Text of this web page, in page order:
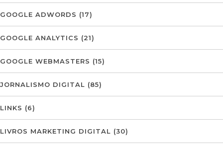
GOOGLE ADWORDS (17)
GOOGLE ANALYTICS (21)
GOOGLE WEBMASTERS (15)
JORNALISMO DIGITAL (85)
LINKS (6)
LIVROS MARKETING DIGITAL (30)